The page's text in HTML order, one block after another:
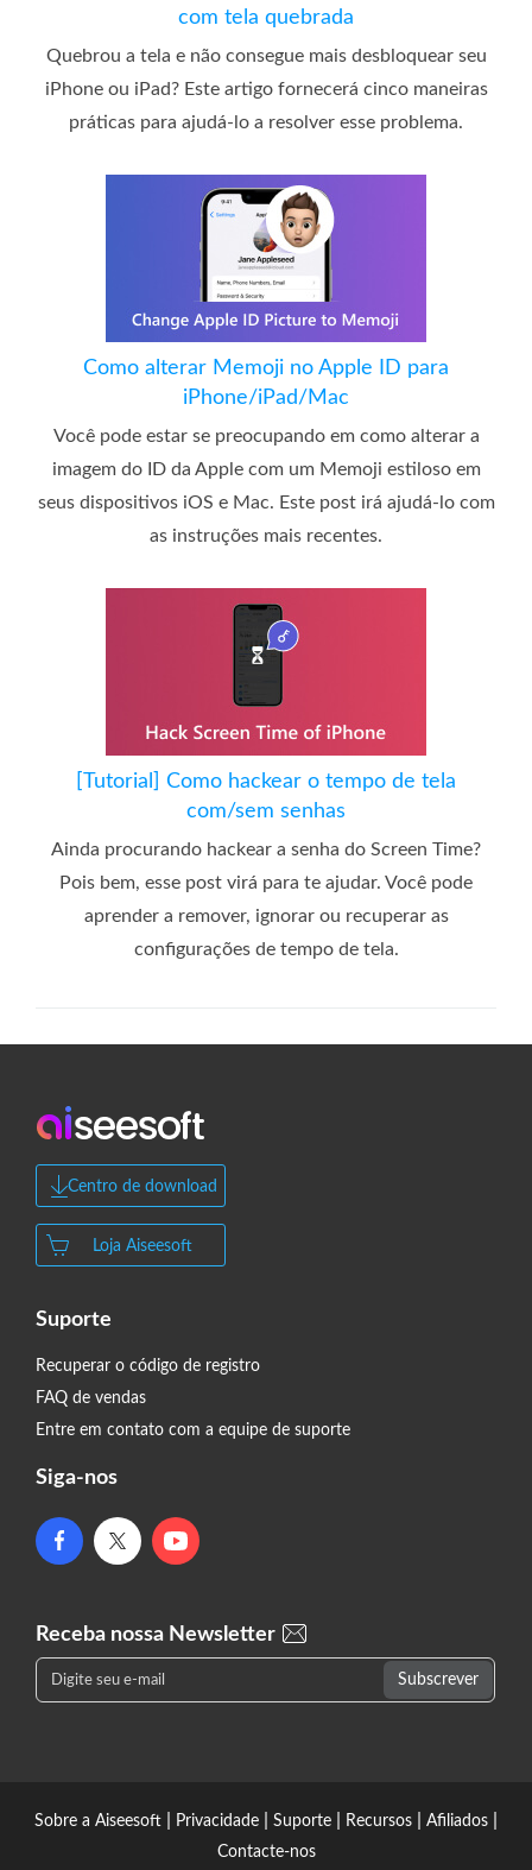
com tela quebrada
Quebrou a tela e não consegue mais desbloquear seu
iPhone ou iPad? Este artigo fornecerá cinco maneiras
práticas para ajudá-lo a resolver esse problema.
Como alterar Memoji no Apple ID para
iPhone/iPad/Mac
Você pode estar se preocupando em como alterar a
imagem do ID da Apple com um Memoji estiloso em
seus dispositivos iOS e Mac. Este post irá ajudá-lo com
as instruções mais recentes.
[Tutorial] Como hackear o tempo de tela
com/sem senhas
Ainda procurando hackear a senha do Screen Time?
Pois bem, esse post virá para te ajudar. Você pode
aprender a remover, ignorar ou recuperar as
configurações de tempo de tela.
Centro de download
Loja Aiseesoft
Suporte
Recuperar o código de registro
FAQ de vendas
Entre em contato com a equipe de suporte
Siga-nos
Receba nossa Newsletter
Sobre a Aiseesoft Privacidade Suporte Recursos Afiliados
Contacte-nos